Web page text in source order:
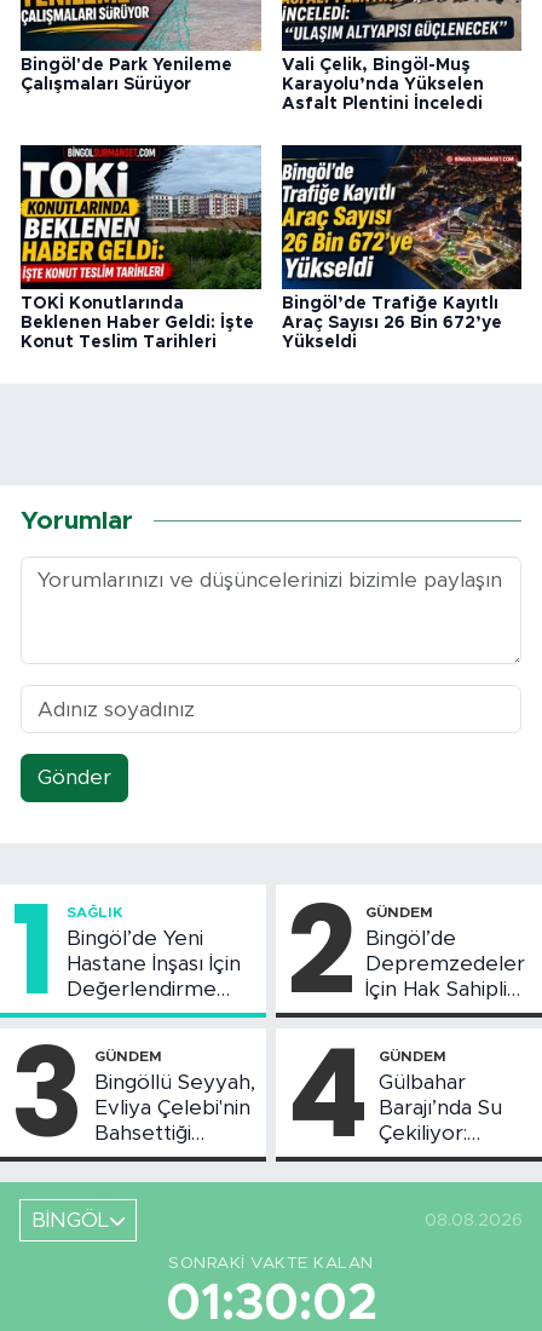
Bingöl'de Park Yenileme
Çalışmaları Sürüyor
Vali Çelik, Bingöl-Muş
Karayolu’nda Yükselen
Asfalt Plentini İnceledi
TOKİ Konutlarında
Beklenen Haber Geldi: İşte
Konut Teslim Tarihleri
Bingöl’de Trafiğe Kayıtlı
Araç Sayısı 26 Bin 672’ye
Yükseldi
Yorumlar
Gönder
1 SAĞLIK
Bingöl’de Yeni
Hastane İnşası İçin
Değerlendirme
Toplantısı Yapıldı
2 GÜNDEM
Bingöl’de
Depremzedeler
İçin Hak Sahipliği
Askı Süreci
3 GÜNDEM
Bingöllü Seyyah,
Evliya Çelebi'nin
Bahsettiği
Bingöl'deki O
Yeri Görüntüledi
4 GÜNDEM
Gülbahar
Barajı’nda Su
Çekiliyor:
Piknikçi Sayısı
Azaldı
BİNGÖL
08.08.2026
SONRAKI VAKTE KALAN
01:30:01